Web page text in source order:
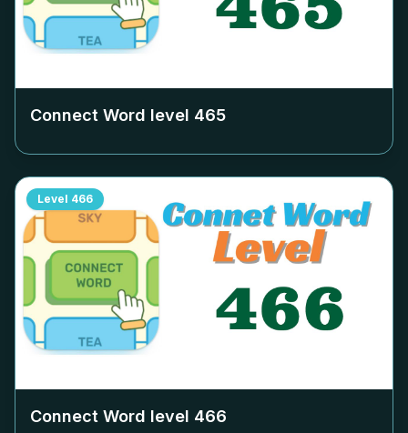
Connect Word level 465
Level 466
Connect Word level 466